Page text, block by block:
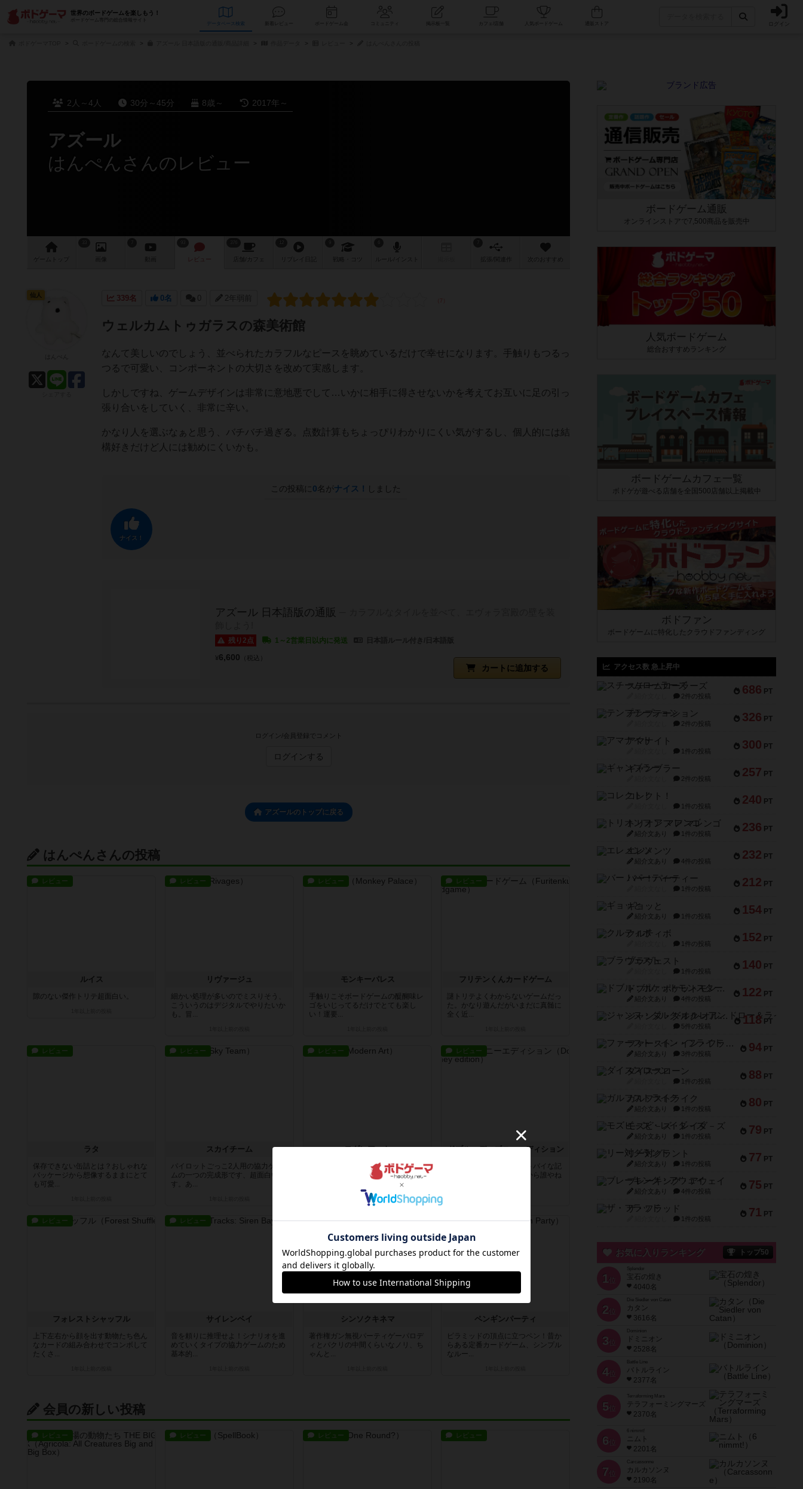
世界のボードゲームを楽しもう！
ボードゲーム専門の総合情報サイト
データベース コミュニティ 人気ボードゲーム ログイン
2人～4人 30分～45分 8歳～ 2017年～
アズール
はんぺんさんのレビュー
ゲーム 画像 レビュー
376
店舗/ カフェ 戦略 作 次のおすすめ
339名 0名 0 2年弱前
ウェルカムトゥガラスの森美術館
なんて美しいのでしょう、並べられたカラフルなピースを眺めているだけで幸せになります。手触りもつるっ
つるで可愛い、コンポーネントの大切さを改めて実感します。
しかしですね、ゲームデザインは非常に意地悪でして…いかに相手に得させないかを考えてお互いに足の引っ
張り合いをしていく、非常に辛い。
かなり人を選ぶなぁと思う、バチバチ過ぎる。点数計算もちょっぴりわかりにくい気がするし、個人的には結
構好きだけど人には勧めにくいかも。
この投稿に 0名がナイス！ しました
ナイス！
アズール 日本語版の通販
残り2点 1～2営業日以内に発送
カートに追加する
¥6,600 （税込）
仙人
ログイン/会員登録でコメント
ログインする
アズールのトップに戻る
はんぺんさんの投稿
レビュー
ルイス
隙のない傑作トリテ超面白い。
レビュー
リヴァージュ
細かい処理が多いのでミスりそう、
こういうのはデジタルでやりたいか
も。冒...
レビュー
モンキーパレス
手触りこそボードゲームの醍醐味レ
ゴをいじってるだけでとても楽し
い！運要...
レビュー
フリテンくんカードゲーム
謎トリテよくわからないゲームだっ
た。かなり遊んだがいまだに真髄に
全く近...
レビュー
ラタ
保存できない缶詰とは？おしゃれな
パッケージから想像するままにとて
も可愛...
レビュー
スカイチーム
パイロットごっこ2人用の協力ゲー
ムの一つの完成形です、超面白いで
す。あ...
レビュー
モダンアート
競りゲーの原点！基本はシンプルな
オークションなのだけれども一気に
1年以上前の投稿
レビュー
ドブル：ディズニーエディション
ディズニーファンはマストバイな記
念版、メジャーなキャラから誰やね
レビュー
フォレストシャッフル
上下左右から顔を出す動物たち色ん
なカードの組み合わせでコンボして
たくさ...
レビュー
サイレンベイ
音を頼りに推理せよ！シナリオを進
めていくタイプの協力ゲームのため
基本的...
レビュー
シンソクキネマ
著作権ガン無視パーティゲーパロデ
ィとパクリの中間くらいなノリ、ち
ゃんと...
レビュー
ペンギンパーティ
ピラミッドの頂点に立つペン！昔か
らある定番カードゲーム、シンプル
なルー...
会員の新しい投稿
レビュー レビュー レビュー レビュー
ボードゲーム通販
オンラインストアで7,500商品を販売中
人気ボードゲーム
総合おすすめランキング
ボードゲームカフェ一覧
ボドゲが遊べる店舗を全国500店舗以上掲載中
ボドファン
ボードゲームに特化したクラウドファンディング
アクセス数 急上昇中
686 PT
スチームローラーズ
2件の投稿
326 PT
テンプテーション
2件の投稿
300 PT
アマナイト
1件の投稿
257 PT
ギャンブラー
2件の投稿
240 PT
コレクト！
1件の投稿
236 PT
トリオンフ ア マレンゴ
紹介文あり 1件の投稿
232 PT
エレメンツ
紹介文あり 4件の投稿
212 PT
バー！パーティー
1件の投稿
154 PT
ギョッと
紹介文あり 1件の投稿
152 PT
クルティボ
1件の投稿
140 PT
ブラヴェスト
1件の投稿
122 PT
ドブル：ポケットモンスター
紹介文あり 4件の投稿
118 PT
ジャンヌ・ダルク-オルレアン ドロー＆ライト
5件の投稿
94 PT
ファースト・イン・フライト
紹介文あり 3件の投稿
88 PT
ダイススローン
1件の投稿
80 PT
ガルフストライク
紹介文あり 1件の投稿
79 PT
モズビ－ズ・レイダ－ズ
紹介文あり 1件の投稿
77 PT
リー対グラント
紹介文あり 1件の投稿
75 PT
ブレーキング・アウェイ
紹介文あり 4件の投稿
71 PT
ザ・フラッド
1件の投稿
お気に入りランキング トップ50
1 位
宝石の煌き
4040名
2 位
Die Siedler von Catan
カタン
3616名
3 位
ドミニオン
2528名
4位
Battle Line
バトルライン
2377名
5 位
Terraforming Mars
テラフォーミングマーズ
2370名
6 位
ニムト
2201名
7 位
Carcassonne
カルカソンヌ
2190名